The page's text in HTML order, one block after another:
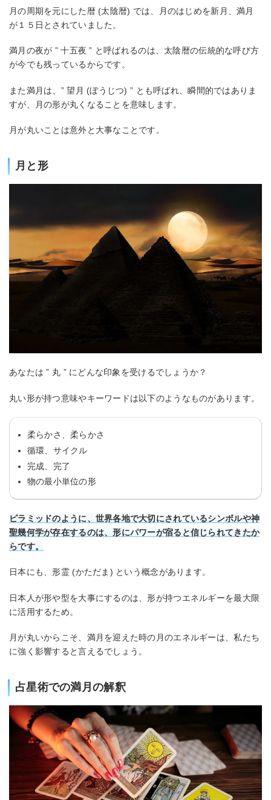
月の周期を元にした暦 (太陰暦) では、月のはじめを新月、満月
が１５日とされていました。
満月の夜が ” 十五夜 ” と呼ばれるのは、太陰暦の伝統的な呼び方
が今でも残っているからです。
また満月は、” 望月 (ぼうじつ) ” とも呼ばれ、瞬間的ではありま
すが、月の形が丸くなることを意味します。
月が丸いことは意外と大事なことです。
月と形
あなたは ” 丸 ” にどんな印象を受けるでしょうか？
丸い形が持つ意味やキーワードは以下のようなものがあります。
柔らかさ、柔らかさ
循環、サイクル
完成、完了
物の最小単位の形
ピラミッドのように、世界各地で大切にされているシンボルや神
聖幾何学が存在するのは、形にパワーが宿ると信じられてきたか
らです。
日本にも、形霊 (かただま) という概念があります。
日本人が形や型を大事にするのは、形が持つエネルギーを最大限
に活用するため。
月が丸いからこそ、満月を迎えた時の月のエネルギーは、私たち
に強く影響すると言えるでしょう。
占星術での満月の解釈